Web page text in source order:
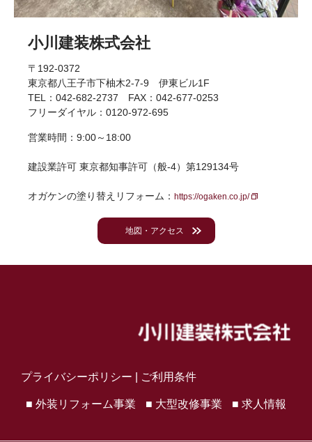
小川建装株式会社
〒192-0372
東京都八王子市下柚木2-7-9 伊東ビル1F
TEL：042-682-2737 FAX：042-677-0253
フリーダイヤル：0120-972-695
営業時間：9:00～18:00
建設業許可 東京都知事許可（般-4）第129134号
オガケンの塗り替えリフォーム： https://ogaken.co.jp/
地図・アクセス
プライバシーポリシー ご利用条件
■ 外装リフォーム事業 ■ 大型改修事業 ■ 求人情報